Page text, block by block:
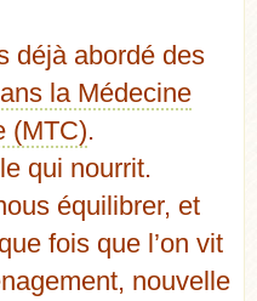
déjà abordé des
la Médecine
(MTC).
qui nourrit.
équilibrer, et
fois que l’on vit
nouvelle